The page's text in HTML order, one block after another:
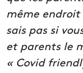
même endroit
sais pas si
et parents le
« Covid